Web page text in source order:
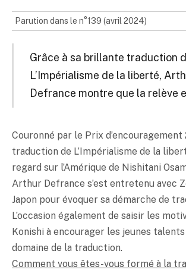
Parution dans le n°139 (avril 2024)
Grâce à sa brillante traduction
L’Impérialisme de la liberté,
Defrance montre que la relève
Couronné par le Prix d’encouragement
traduction de L’Impérialisme de la
regard sur l’Amérique de Nishitani
Arthur Defrance s’est entretenu avec
Japon pour évoquer sa démarche de
L’occasion également de saisir les
Konishi à encourager les jeunes talents
domaine de la traduction.
Comment vous êtes-vous formé à la